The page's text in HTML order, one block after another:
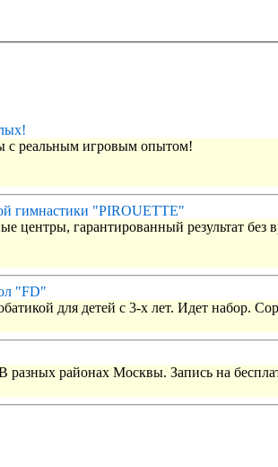
с реальным игровым опытом!
гимнастики "PIROUETTE"
центры, гарантированный результат
"FD"
для детей с 3-х лет. Идет набор.
разных районах Москвы. Запись на